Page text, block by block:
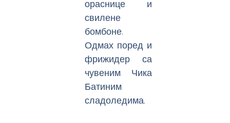
ораснице и
свилене
бомбоне.
Одмах поред и
фрижидер са
чувеним Чика
Батиним
сладоледима.